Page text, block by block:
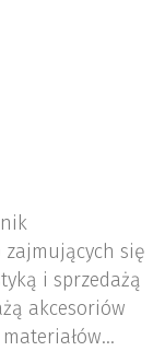
zajmujących się
i sprzedażą
akcesoriów